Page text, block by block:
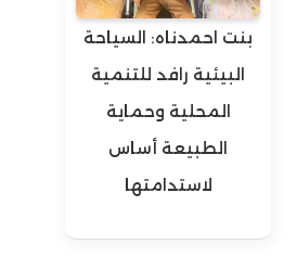
بنت احمدناه: السياحة
البيئية رافد للتنمية
المحلية وحماية
الطبيعة أساس
لاستدامتها